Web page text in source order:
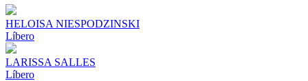
HELOISA NIESPODZINSKI
Líbero
LARISSA SALLES
Líbero